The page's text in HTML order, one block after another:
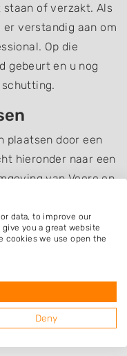
of verzakt. Als
verstandig aan om
Op die
gebeurt en u nog
plaatsen door een
hieronder naar een
van Veere en
een schutting?
van
data, to improve our
you a great website
cookies we use open the
Deny